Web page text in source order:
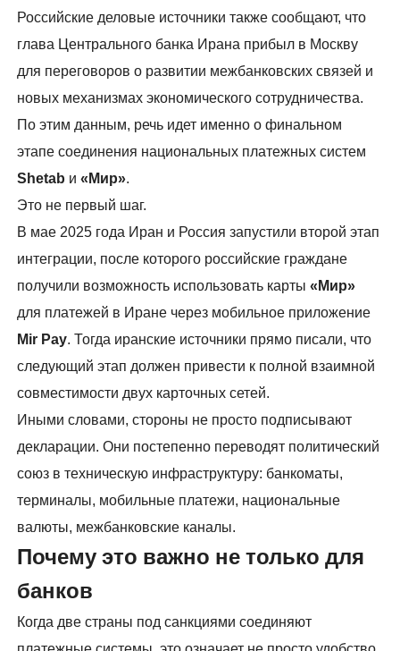
Российские деловые источники также сообщают, что
глава Центрального банка Ирана прибыл в Москву
для переговоров о развитии межбанковских связей и
новых механизмах экономического сотрудничества.
По этим данным, речь идет именно о финальном
этапе соединения национальных платежных систем
Shetab и«Мир».
Это не первый шаг.
В мае 2025 года Иран и Россия запустили второй этап
интеграции, после которого российские граждане
получили возможность использовать карты«Мир»
для платежей в Иране через мобильное приложение
Mir Pay. Тогда иранские источники прямо писали, что
следующий этап должен привести к полной взаимной
совместимости двух карточных сетей.
Иными словами, стороны не просто подписывают
декларации. Они постепенно переводят политический
союз в техническую инфраструктуру: банкоматы,
терминалы, мобильные платежи, национальные
валюты, межбанковские каналы.
Почему это важно не только для
банков
Когда две страны под санкциями соединяют